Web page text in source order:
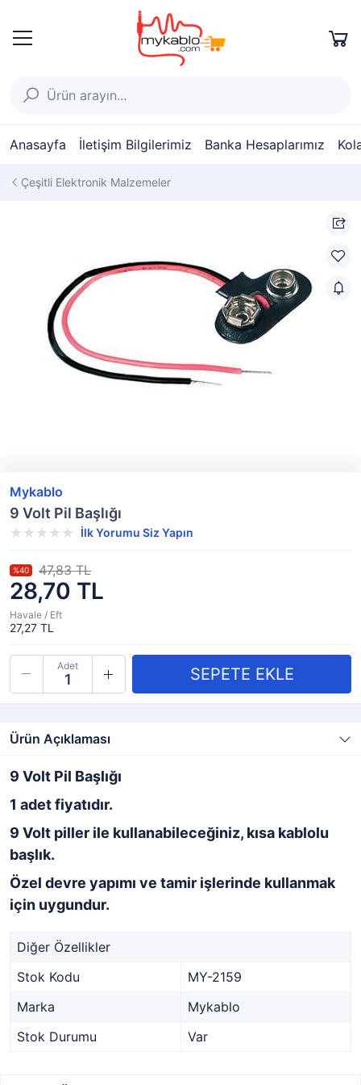
Anasayfa İletişim Bilgilerimiz Banka Hesaplarımız
Çeşitli Elektronik Malzemeler
Mykablo
9 Volt Pil Başlığı
İlk Yorumu Siz Yapın
28,70 TL
%40 47,83 TL
Havale / Eft
27,27 TL
Adet
Ürün Açıklaması
9 Volt Pil Başlığı
1 adet fiyatıdır.
9 Volt piller ile kullanabileceğiniz, kısa kablolu
başlık.
Özel devre yapımı ve tamir işlerinde kullanmak
için uygundur.
Diğer Özellikler
Stok Kodu
MY-2159
Marka
Mykablo
Stok Durumu
Var